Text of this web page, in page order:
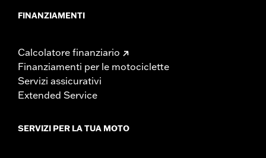
FINANZIAMENTI
Calcolatore finanziario
Finanziamenti per le motociclette
Servizi assicurativi
Extended Service
SERVIZI PER LA TUA MOTO